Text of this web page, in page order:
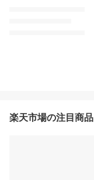
楽天市場の注目商品